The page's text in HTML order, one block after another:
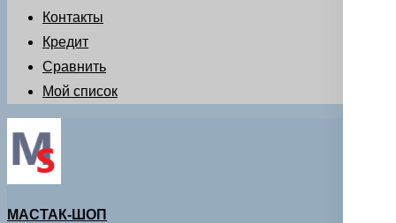
Контакты
Кредит
Сравнить
Мой список
МАСТАК-ШОП